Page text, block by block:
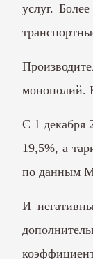
услуг.
монополий.
С 1 декабря
19,5%, а
по данным
И